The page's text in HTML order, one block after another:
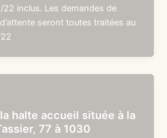
inclus. Les demandes de
seront toutes traitées au
halte accueil située à la
77 à 1030